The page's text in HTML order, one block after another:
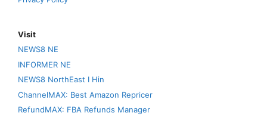
Visit
NEWS8 NE
INFORMER NE
NEWS8 NorthEast I Hin
ChannelMAX: Best Amazon Repricer
RefundMAX: FBA Refunds Manager